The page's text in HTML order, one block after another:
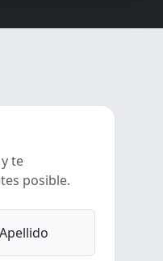
te
posible.
Apellido